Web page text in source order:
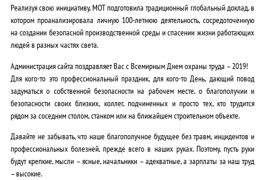
Реализуя свою инициативу, МОТ подготовила традиционный глобальный доклад, в
котором проанализировала личную 100-летнюю деятельность, сосредоточенную
на создании безопасной производственной среды и спасении жизни работающих
людей в разных частях света.
Администрация сайта поздравляет Вас с Всемирным Днем охраны труда – 2019!
Для кого-то это профессиональный праздник, для кого-то День, дающий повод
задуматься о собственной безопасности на рабочем месте, о благополучии и
безопасности своих близких, коллег, подчиненных и просто тех, кто трудится
рядом за соседним столом, станком или на ближайшем строительном объекте.
Давайте не забывать, что наше благополучное будущее без травм, инцидентов и
профессиональных болезней, прежде всего в наших руках. Поэтому, пусть руки
будут крепкие, мысли – ясные, начальники – адекватные, а зарплаты за наш труд
– высокие.